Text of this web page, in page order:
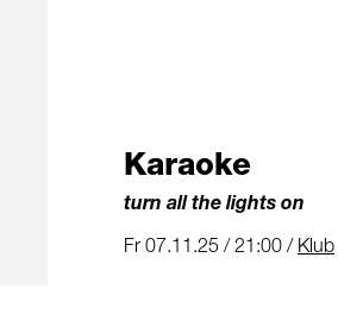
Karaoke
turn all the lights on
Fr 07.11.25 / 21:00 / Klub